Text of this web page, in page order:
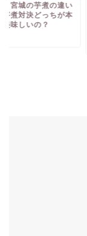
と宮城の芋煮の違い
芋煮対決どっちが本
美味しいの？